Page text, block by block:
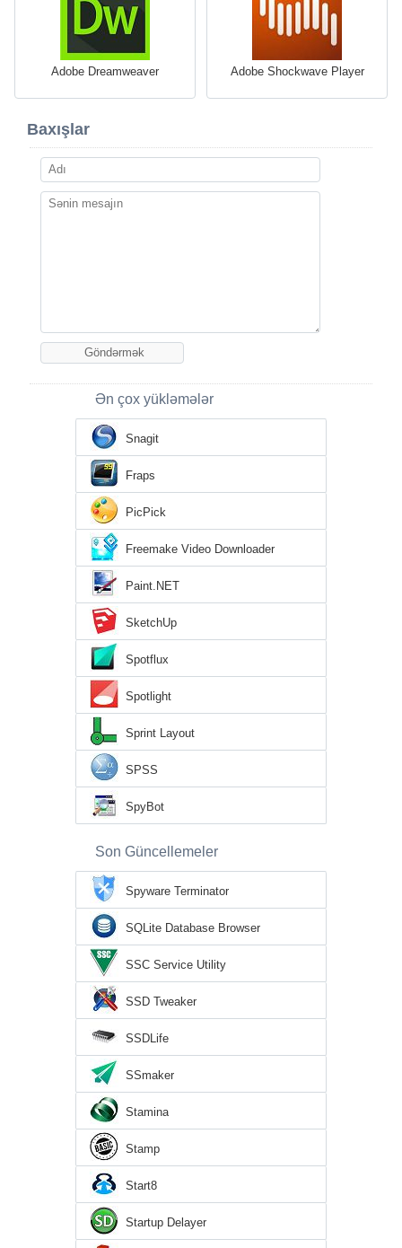
Adobe Dreamweaver Adobe Shockwave Player
Baxışlar
Ən çox yükləmələr
Snagit
Fraps
PicPick
Freemake Video Downloader
Paint.NET
SketchUp
Spotflux
Spotlight
Sprint Layout
SPSS
SpyBot
Son Güncellemeler
Spyware Terminator
SQLite Database Browser
SSC Service Utility
SSD Tweaker
SSDLife
SSmaker
Stamina
Stamp
Start8
Startup Delayer